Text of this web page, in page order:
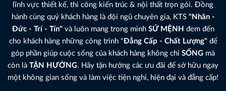
lĩnh vực thiết kế, thi công kiến trúc & nội thất trọn gói. Đồng
hành cùng quý khách hàng là đội ngũ chuyên gia, KTS "Nhân -
Đức - Trí - Tín"và luôn mang trong mình SỨ MỆNH đem đến
cho khách hàng những công trình "Đẳng Cấp - Chất Lượng"để
góp phần giúp cuộc sống của khách hàng không chỉ SỐNG mà
còn là TẬN HƯỞNG. Hãy tận hưởng các ưu đãi để sở hữu ngay
một không gian sống và làm việc tiện nghi, hiện đại và đẳng cấp!